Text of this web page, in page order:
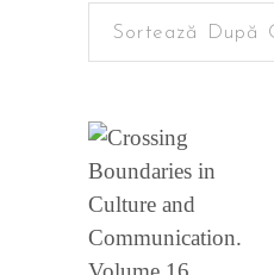
VEZI